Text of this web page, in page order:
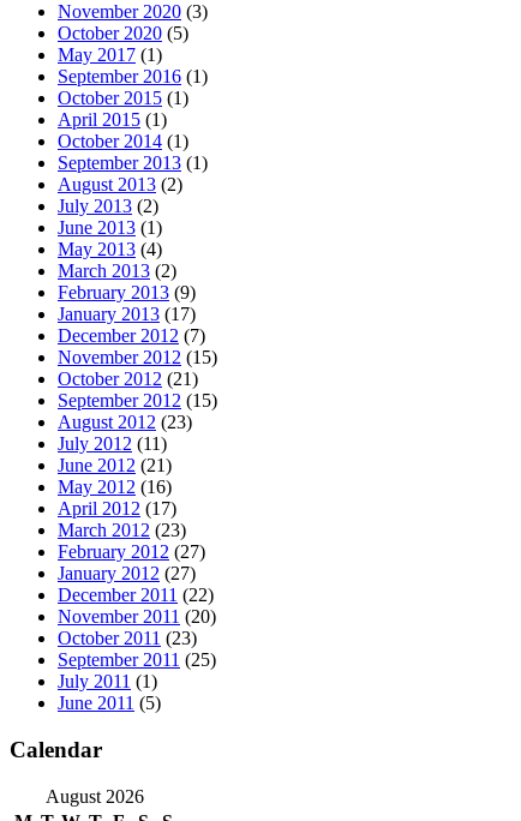
November 2020 (3)
October 2020 (5)
May 2017 (1)
September 2016 (1)
October 2015 (1)
April 2015 (1)
October 2014 (1)
September 2013 (1)
August 2013 (2)
July 2013 (2)
June 2013 (1)
May 2013 (4)
March 2013 (2)
February 2013 (9)
January 2013 (17)
December 2012 (7)
November 2012 (15)
October 2012 (21)
September 2012 (15)
August 2012 (23)
July 2012 (11)
June 2012 (21)
May 2012 (16)
April 2012 (17)
March 2012 (23)
February 2012 (27)
January 2012 (27)
December 2011 (22)
November 2011 (20)
October 2011 (23)
September 2011 (25)
July 2011 (1)
June 2011 (5)
Calendar
August 2026